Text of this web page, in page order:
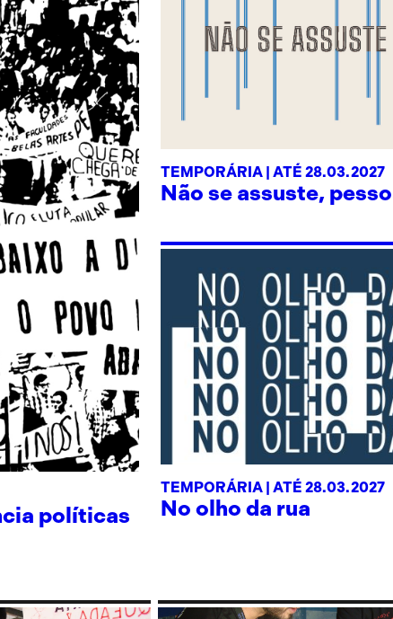
políticas
TEMPORÁRIA | ATÉ 28.03.2027
Não se assuste,
TEMPORÁRIA | ATÉ 28.03.2027
No olho da rua